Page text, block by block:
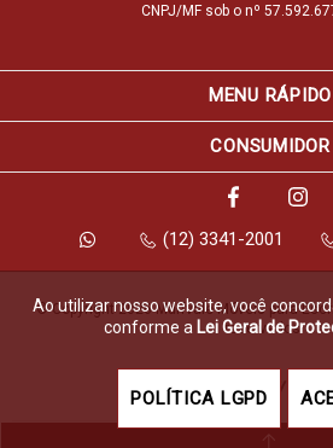
CNPJ/MF sob o nº
MENU RÁPIDO
CONSUMIDOR
(12) 3341-2001
© Copyright 2026 Marfvale Móveis para
reservados.
Feito com
Ao utilizar nosso website, você
conforme a Lei Geral de
POLÍTICA LGPD